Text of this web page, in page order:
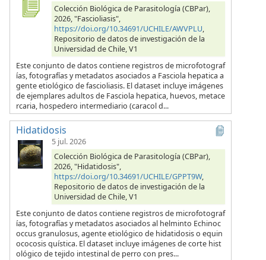
Colección Biológica de Parasitología (CBPar),
2026, "Fascioliasis",
https://doi.org/10.34691/UCHILE/AWVPLU,
Repositorio de datos de investigación de la
Universidad de Chile, V1
Este conjunto de datos contiene registros de microfotograf
ías, fotografías y metadatos asociados a Fasciola hepatica a
gente etiológico de fascioliasis. El dataset incluye imágenes
de ejemplares adultos de Fasciola hepatica, huevos, metace
rcaria, hospedero intermediario (caracol d...
Hidatidosis
5 jul. 2026
Colección Biológica de Parasitología (CBPar),
2026, "Hidatidosis",
https://doi.org/10.34691/UCHILE/GPPT9W,
Repositorio de datos de investigación de la
Universidad de Chile, V1
Este conjunto de datos contiene registros de microfotograf
ías, fotografías y metadatos asociados al helminto Echinoc
occus granulosus, agente etiológico de hidatidosis o equin
ococosis quística. El dataset incluye imágenes de corte hist
ológico de tejido intestinal de perro con pres...